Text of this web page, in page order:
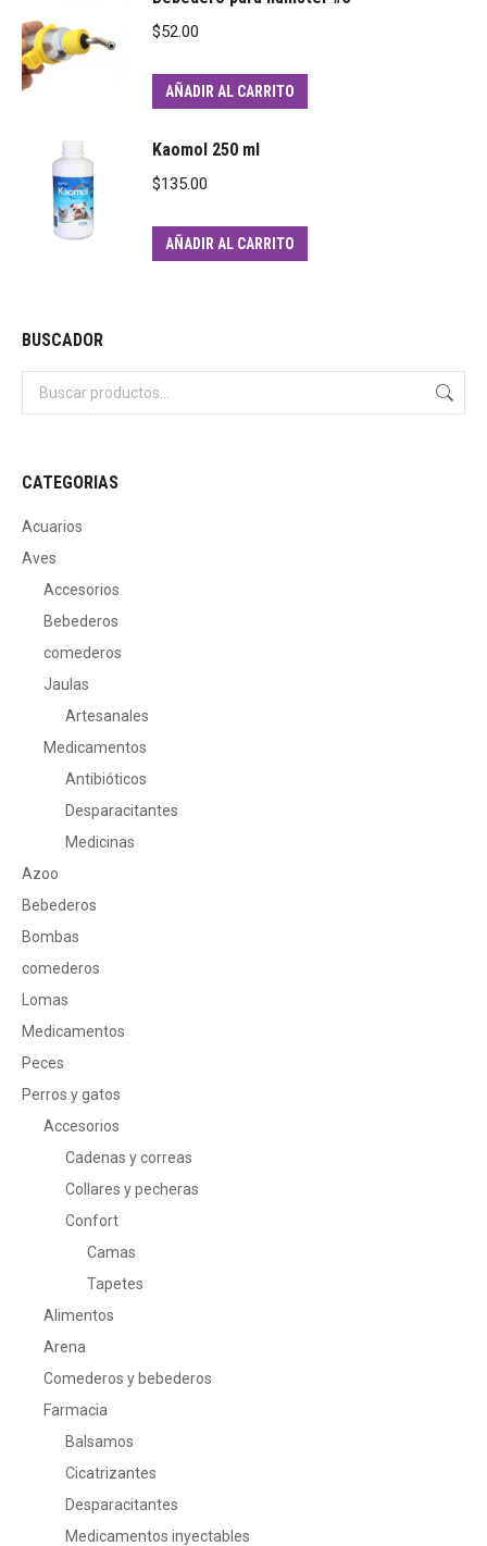
$52.00
AÑADIR AL CARRITO
Kaomol 250 ml
$135.00
AÑADIR AL CARRITO
BUSCADOR
CATEGORIAS
Acuarios
Aves
Accesorios
Bebederos
comederos
Jaulas
Artesanales
Medicamentos
Antibióticos
Desparacitantes
Medicinas
Azoo
Bebederos
Bombas
comederos
Lomas
Medicamentos
Peces
Perros y gatos
Accesorios
Cadenas y correas
Collares y pecheras
Confort
Camas
Tapetes
Alimentos
Arena
Comederos y bebederos
Farmacia
Balsamos
Cicatrizantes
Desparacitantes
Medicamentos inyectables